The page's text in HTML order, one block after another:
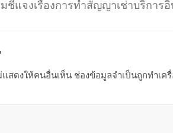
ชี้แจงเรื่องการทำสัญญาเช่าบริการ
สดงให้คนอื่นเห็น ช่องข้อมูลจำเป็นถูกทำเค